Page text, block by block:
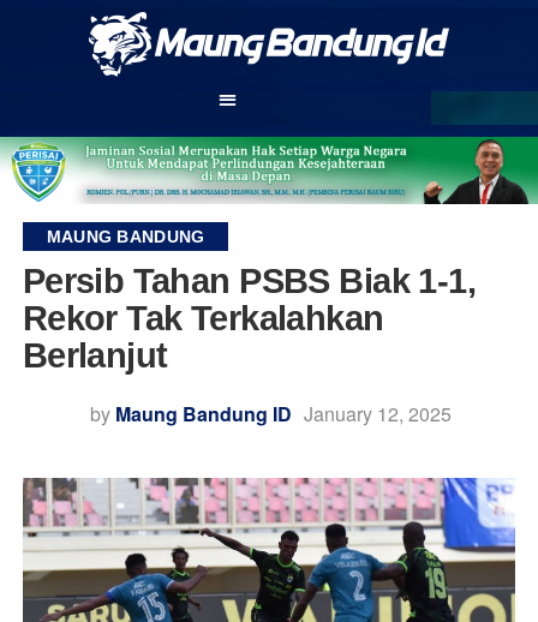
MAUNG BANDUNG
Persib Tahan PSBS Biak 1-1,
Rekor Tak Terkalahkan
Berlanjut
by Maung Bandung ID January 12, 2025